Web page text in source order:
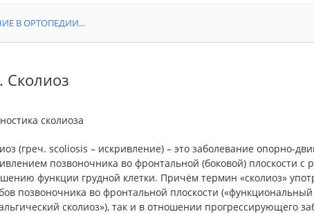
В ОРТОПЕДИИ...
Сколиоз
сколиоза
(греч. scoliosis – искривление) – это заболевание опорно-
позвоночника во фронтальной (боковой) плоскости с
функции грудной клетки. Причём термин «сколиоз»
позвоночника во фронтальной плоскости («функциональный
сколиоз»), так и в отношении прогрессирующего